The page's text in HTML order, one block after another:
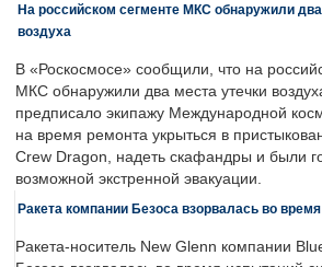
На российском сегменте МКС обнаружили
воздуха
В «Роскосмосе» сообщили, что на
МКС обнаружили два места утечки
предписало экипажу Международной
на время ремонта укрыться в
Crew Dragon, надеть скафандры и были
возможной экстренной эвакуации.
Ракета компании Безоса взорвалась во
Ракета-носитель New Glenn компании